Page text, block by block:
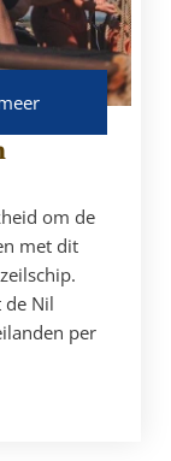
om de
met dit
de Nil
per